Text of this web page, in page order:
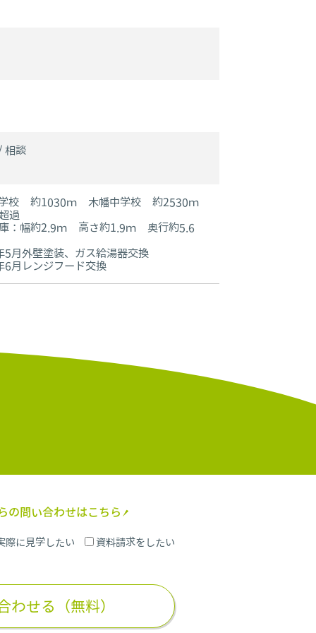
相談
学校 約1030ｍ 木幡中学校 約2530ｍ
過
：幅約2.9ｍ 高さ約1.9ｍ 奥行約5.6
月外壁塗装、ガス給湯器交換
月レンジフード交換
の問い合わせはこちら
際に見学したい 資料請求をしたい